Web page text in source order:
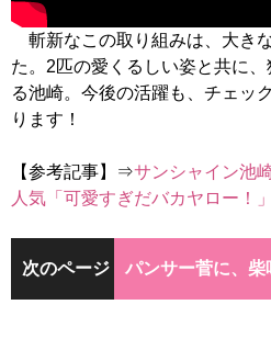
斬新なこの取り組みは、大き
た。2匹の愛くるしい姿と共に
る池崎。今後の活躍も、チェッ
ります！
【参考記事】⇒サンシャイン池
人気「可愛すぎだバカヤロー！」
次のページ パンサー菅に、柴